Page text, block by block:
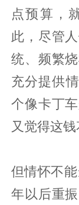
点预算，
此，尽管
统、频繁
充分提供
个像卡丁
又觉得这钱
但情怀不
年以后重